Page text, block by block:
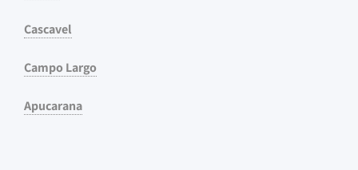
Cascavel
Campo Largo
Apucarana